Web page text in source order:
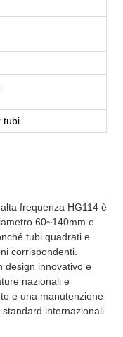
tubi
frequenza HG114 è
60~140mm e
tubi quadrati e
corrispondenti.
design innovativo e
nazionali e
e una manutenzione
internazionali